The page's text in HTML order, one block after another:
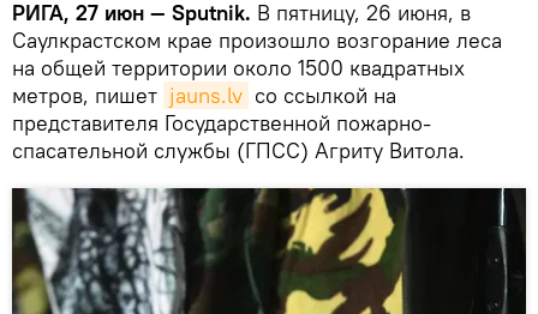
РИГА, 27 июн — Sputnik. В пятницу, 26 июня, в
Саулкрастском крае произошло возгорание леса
на общей территории около 1500 квадратных
метров, пишет jauns.lv со ссылкой на
представителя Государственной пожарно-
спасательной службы (ГПСС) Агриту Витола.